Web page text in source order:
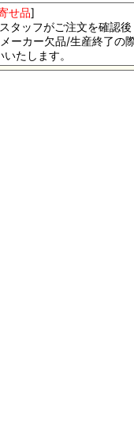
せ品]
タッフがご注文を確認
ーカー欠品/生産終了の
いたします。